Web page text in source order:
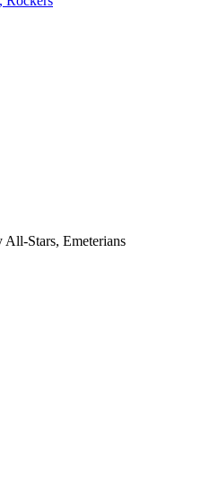
Stars, Emeterians